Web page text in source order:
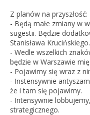
Z planów na przyszłość:
- Będą małe zmiany w
sugestii. Będzie
Stanisława Krucińskiego.
- Wedle wszelkich
będzie w Warszawie
- Pojawimy się wraz z
- Instensywnie
że i tam się pojawimy.
- Intensywnie
strategicznego.